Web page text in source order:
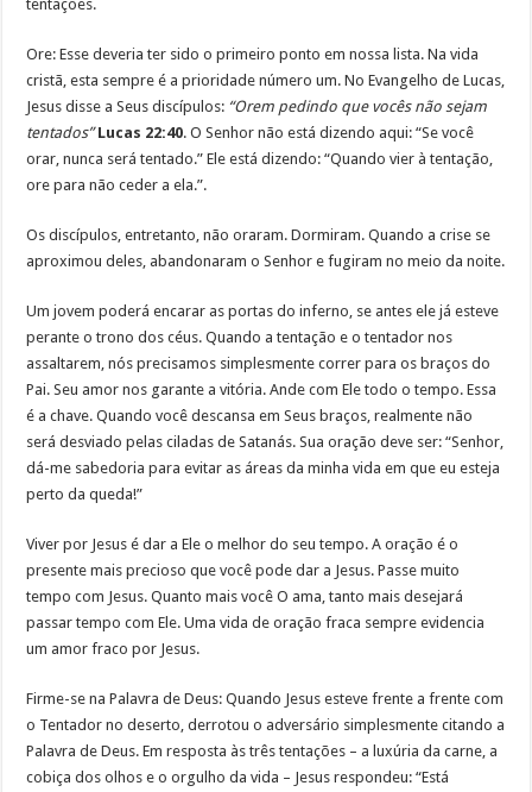
tentações.
Ore: Esse deveria ter sido o primeiro ponto em nossa lista. Na vida
cristã, esta sempre é a prioridade número um. No Evangelho de Lucas,
Jesus disse a Seus discípulos: “Orem pedindo que vocês não sejam
tentados” Lucas 22:40. O Senhor não está dizendo aqui: “Se você
orar, nunca será tentado.” Ele está dizendo: “Quando vier à tentação,
ore para não ceder a ela.”.
Os discípulos, entretanto, não oraram. Dormiram. Quando a crise se
aproximou deles, abandonaram o Senhor e fugiram no meio da noite.
Um jovem poderá encarar as portas do inferno, se antes ele já esteve
perante o trono dos céus. Quando a tentação e o tentador nos
assaltarem, nós precisamos simplesmente correr para os braços do
Pai. Seu amor nos garante a vitória. Ande com Ele todo o tempo. Essa
é a chave. Quando você descansa em Seus braços, realmente não
será desviado pelas ciladas de Satanás. Sua oração deve ser: “Senhor,
dá-me sabedoria para evitar as áreas da minha vida em que eu esteja
perto da queda!”
Viver por Jesus é dar a Ele o melhor do seu tempo. A oração é o
presente mais precioso que você pode dar a Jesus. Passe muito
tempo com Jesus. Quanto mais você O ama, tanto mais desejará
passar tempo com Ele. Uma vida de oração fraca sempre evidencia
um amor fraco por Jesus.
Firme-se na Palavra de Deus: Quando Jesus esteve frente a frente com
o Tentador no deserto, derrotou o adversário simplesmente citando a
Palavra de Deus. Em resposta às três tentações – a luxúria da carne, a
cobiça dos olhos e o orgulho da vida – Jesus respondeu: “Está